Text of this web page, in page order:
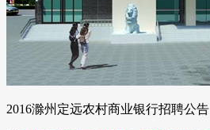
2016滁州定远农村商业银行招聘公告